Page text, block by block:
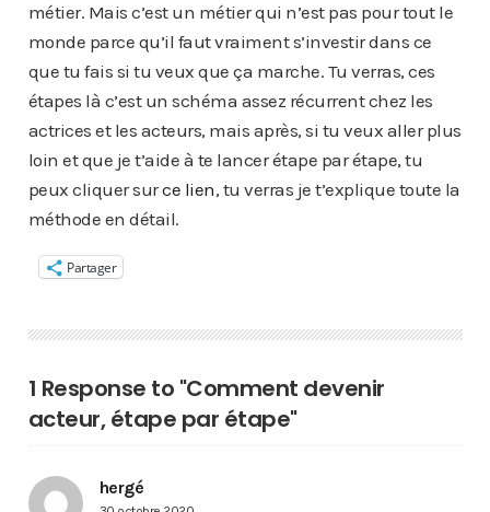
métier. Mais c’est un métier qui n’est pas pour tout le
monde parce qu’il faut vraiment s’investir dans ce
que tu fais si tu veux que ça marche. Tu verras, ces
étapes là c’est un schéma assez récurrent chez les
actrices et les acteurs, mais après, si tu veux aller plus
loin et que je t’aide à te lancer étape par étape, tu
peux cliquer surce lien, tu verras je t’explique toute la
méthode en détail.
Partager
1 Response to "Comment devenir
acteur, étape par étape"
hergé